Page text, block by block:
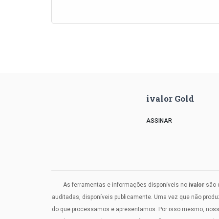
ivalor Gold
ASSINAR
As ferramentas e informações disponíveis no ivalor são
auditadas, disponíveis publicamente. Uma vez que não
do que processamos e apresentamos. Por isso mesmo,